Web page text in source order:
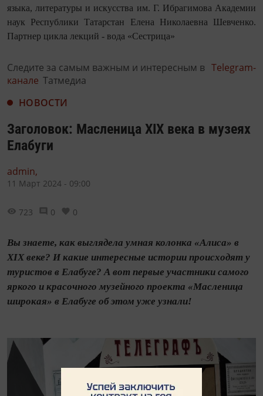
языка, литературы и искусства им. Г. Ибрагимова Академии
наук Республики Татарстан Елена Николаевна Шевченко.
Партнер цикла лекций - вода «Сестрица»
Следите за самым важным и интересным в Telegram-
канале Татмедиа
НОВОСТИ
Заголовок: Масленица XIX века в музеях
Елабуги
admin,
11 Март 2024 - 09:00
723 0 0
Вы знаете, как выглядела умная колонка «Алиса» в
XIX веке? И какие интересные истории происходят у
туристов в Елабуге? А вот первые участники самого
яркого и красочного музейного проекта «Масленица
широкая» в Елабуге об этом уже узнали!